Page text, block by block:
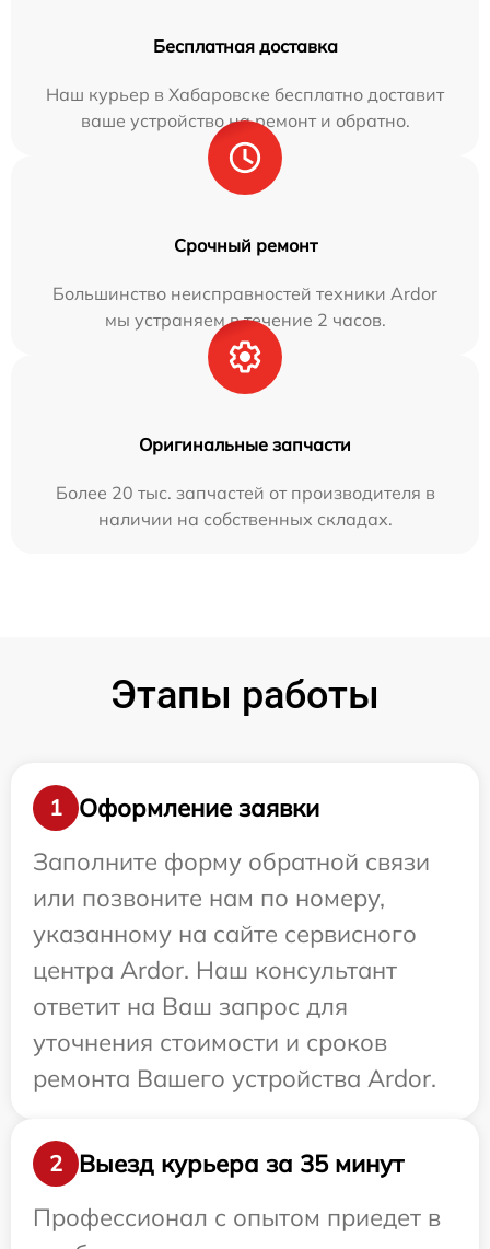
Бесплатная доставка
Наш курьер в Хабаровске бесплатно доставит
ваше устройство на ремонт и обратно.
Срочный ремонт
Большинство неисправностей техники Ardor
мы устраняем в течение 2 часов.
Оригинальные запчасти
Более 20 тыс. запчастей от производителя в
наличии на собственных складах.
Этапы работы
1
Оформление заявки
Заполните форму обратной связи
или позвоните нам по номеру,
указанному на сайте сервисного
центра Ardor. Наш консультант
ответит на Ваш запрос для
уточнения стоимости и сроков
ремонта Вашего устройства Ardor.
2
Выезд курьера за 35 минут
Профессионал с опытом приедет в